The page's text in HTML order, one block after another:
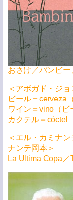
おさけ／バンビー
＜アボガド・ジョ
ビール＝cerveza
ワイン＝vino（ビ
カクテル＝cóctel
＜エル・カミナ
ナンテ岡本＞
La Ultima Copa